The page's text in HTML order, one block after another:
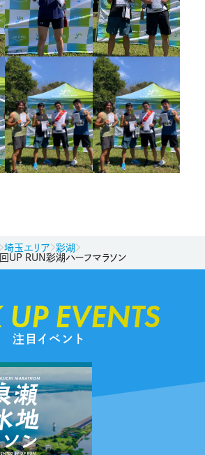
埼玉エリア
彩湖
RUN彩湖ハーフマラソン
UP EVENTS
注目イベント